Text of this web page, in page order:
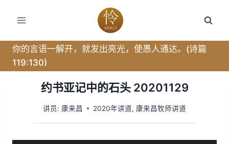
你的言语一解开，就发出亮光，使愚人通达。(诗篇
119:130)
约书亚记中的石头 20201129
讲员: 康来昌 2020年讲道, 康来昌牧师讲道